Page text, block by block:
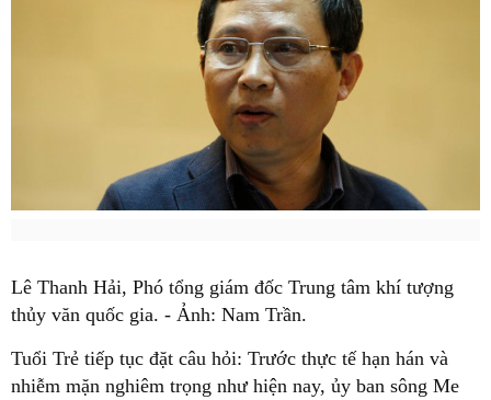
Lê Thanh Hải, Phó tổng giám đốc Trung tâm khí tượng
thủy văn quốc gia. - Ảnh: Nam Trần.
Tuổi Trẻ tiếp tục đặt câu hỏi: Trước thực tế hạn hán và
nhiễm mặn nghiêm trọng như hiện nay, ủy ban sông Me